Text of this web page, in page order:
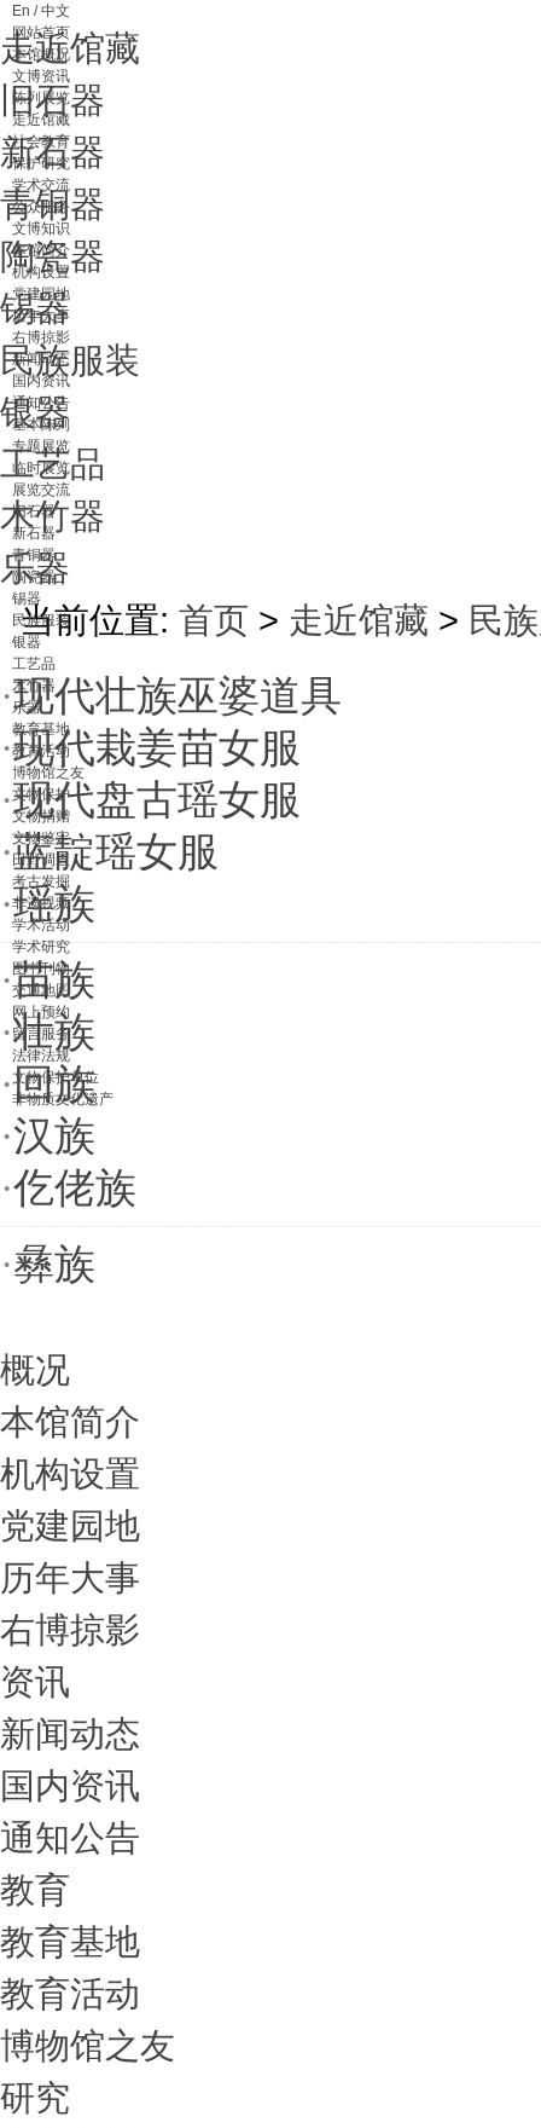
En / 中文
网站首页
本馆概况
文博资讯
陈列展览
走近馆藏
社会教育
保护研究
学术交流
公众服务
文博知识
本馆简介
机构设置
党建园地
历年大事
右博掠影
新闻动态
国内资讯
通知公告
基本陈列
专题展览
临时展览
展览交流
旧石器
新石器
青铜器
陶瓷器
锡器
民族服装
银器
工艺品
木竹器
乐器
教育基地
教育活动
博物馆之友
文物保护
文物捐赠
文物鉴定
田野调查
考古发掘
非遗视频
学术活动
学术研究
图书刊物
交通地图
网上预约
留言服务
法律法规
文物保护单位
非物质文化遗产
走近馆藏
旧石器
新石器
青铜器
陶瓷器
锡器
民族服装
银器
工艺品
木竹器
乐器
当前位置: 首页 > 走近馆藏 > 民
·现代壮族巫婆道具
·现代栽姜苗女服
·现代盘古瑶女服
·蓝靛瑶女服
·瑶族
·苗族
·壮族
·回族
·汉族
·仡佬族
·彝族
概况
本馆简介
机构设置
党建园地
历年大事
右博掠影
资讯
新闻动态
国内资讯
通知公告
教育
教育基地
教育活动
博物馆之友
研究